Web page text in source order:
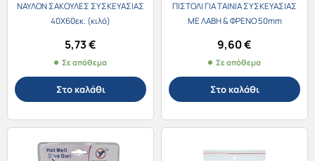
ΝΑΥΛΟΝ ΣΑΚΟΥΛΕΣ ΣΥΣΚΕΥΑΣΙΑΣ
40Χ60εκ. (κιλό)
5,73€
Σε απόθεμα
Στο καλάθι
ΠΙΣΤΟΛΙ ΓΙΑ ΤΑΙΝΙΑ ΣΥΣΚΕΥΑΣΙΑΣ
ΜΕ ΛΑΒΗ & ΦΡΕΝΟ 50mm
9,60€
Σε απόθεμα
Στο καλάθι